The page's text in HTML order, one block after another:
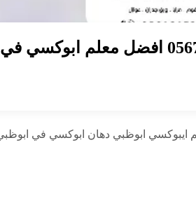
معلم ايبوكسي ابوظبي 0567571559 افضل
ايبوكسي ابوظبي دهان ابوكسي في